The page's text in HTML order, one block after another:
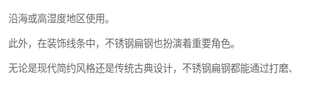
沿海或高湿度地区使用。
此外，在装饰线条中，不锈钢扁钢也扮演着重要角色。
无论是现代简约风格还是传统古典设计，不锈钢扁钢都能通过打磨、